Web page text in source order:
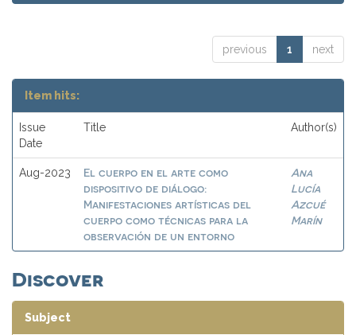
previous 1 next
Item hits:
Issue
Date
Title Author(s)
Aug-2023
El cuerpo en el arte como
dispositivo de diálogo:
Manifestaciones artísticas del
cuerpo como técnicas para la
observación de un entorno
Ana
Lucía
Azcué
Marín
Discover
Subject